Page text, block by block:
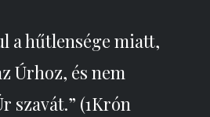
a hűtlensége miatt,
Úrhoz, és nem
szavát.” (1Krón